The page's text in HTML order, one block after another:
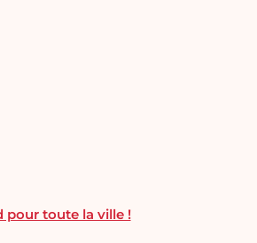
pour toute la ville !